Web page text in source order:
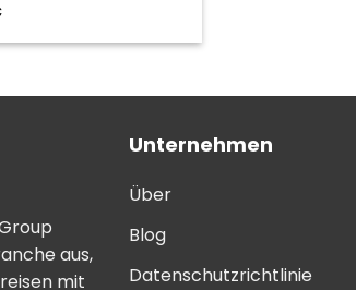
aus,
mit
Unternehmen
Über
Blog
Datenschutzrichtlinie